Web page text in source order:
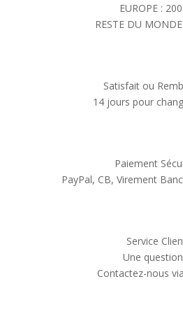
EUROPE :
RESTE DU
Satisfait ou
14 jours pour
Paiement
PayPal, CB, Virement
Service
Une
Contactez-nous via